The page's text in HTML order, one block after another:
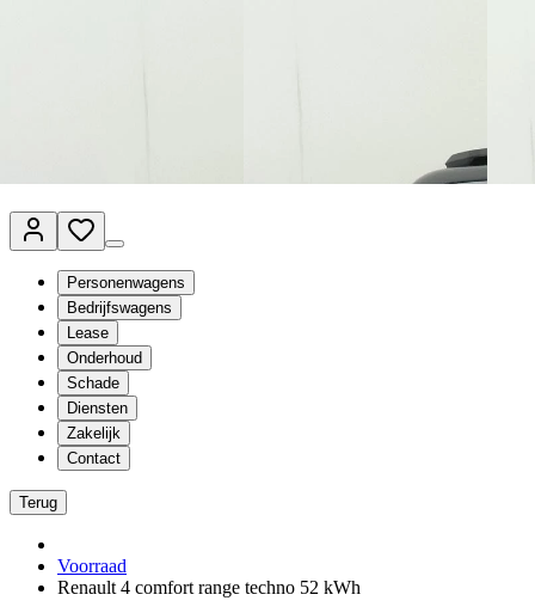
Personenwagens
Bedrijfswagens
Lease
Onderhoud
Schade
Diensten
Zakelijk
Contact
Terug
Voorraad
Renault 4 comfort range techno 52 kWh